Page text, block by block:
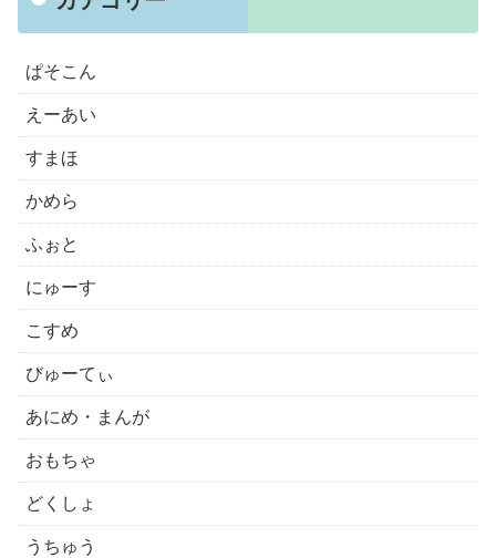
ぱそこん
えーあい
すまほ
かめら
ふぉと
にゅーす
こすめ
びゅーてぃ
あにめ・まんが
おもちゃ
どくしょ
うちゅう